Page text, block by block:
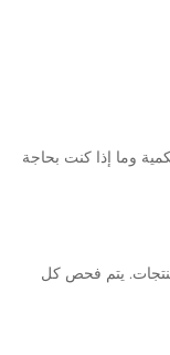
الكمية وما إذا كنت بحاجة
يتم فحص كل